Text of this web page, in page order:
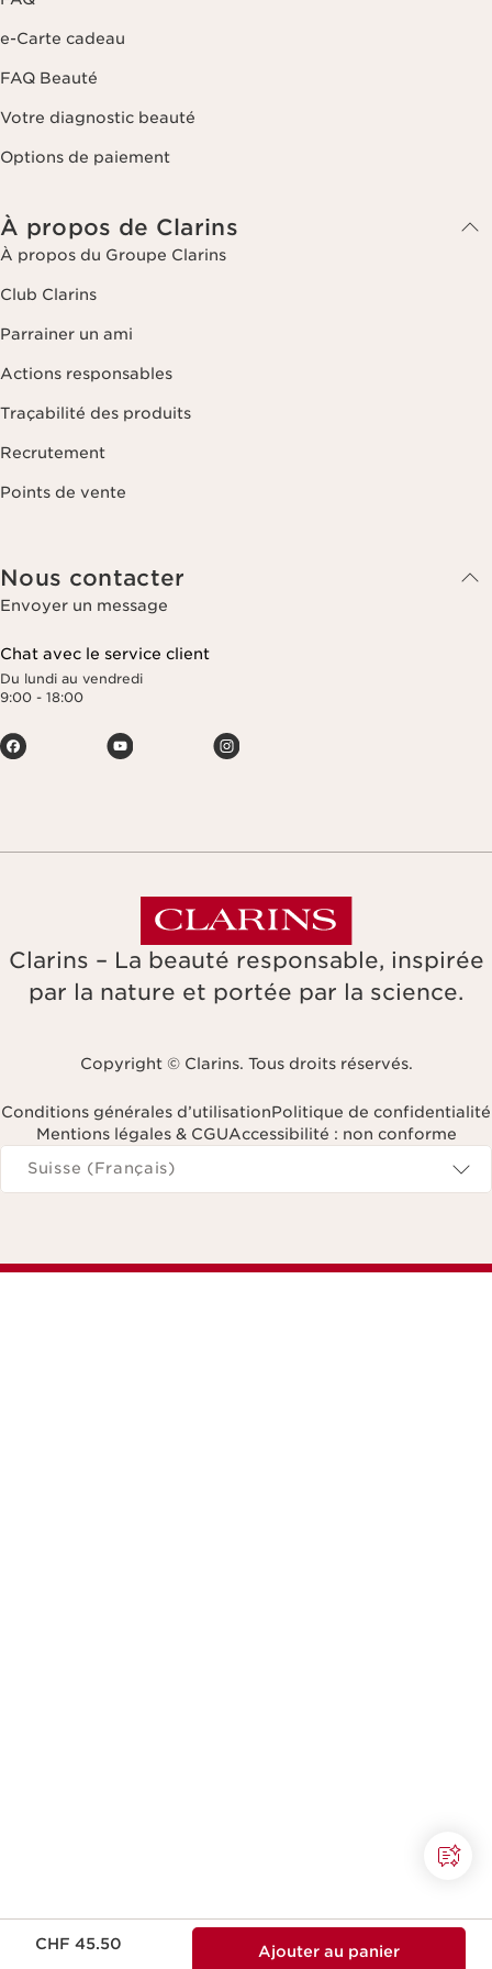
CHF 45.50 Ajouter au panier
e-Carte cadeau
FAQ Beauté
Votre diagnostic beauté
Options de paiement
À propos de Clarins
À propos du Groupe Clarins
Club Clarins
Parrainer un ami
Actions responsables
Traçabilité des produits
Recrutement
Points de vente
Nous contacter
Envoyer un message
Chat avec le service client
Du lundi au vendredi
9:00 - 18:00
Clarins – La beauté responsable, inspirée
par la nature et portée par la science.
Copyright © Clarins. Tous droits réservés.
Conditions générales d’utilisationPolitique de confidentialité
Mentions légales & CGUAccessibilité : non conforme
Naviguer vers
Suisse (Français)